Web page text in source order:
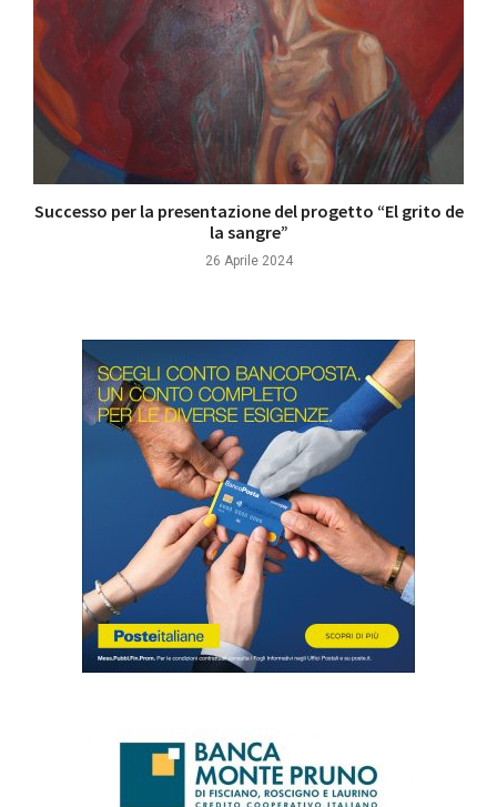
Successo per la presentazione del progetto “El grito de
la sangre”
26 Aprile 2024